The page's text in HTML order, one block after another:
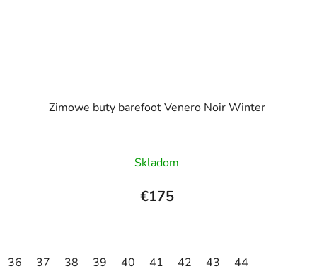
Zimowe buty barefoot Venero Noir Winter
Skladom
€175
36 37 38 39 40 41 42 43 44